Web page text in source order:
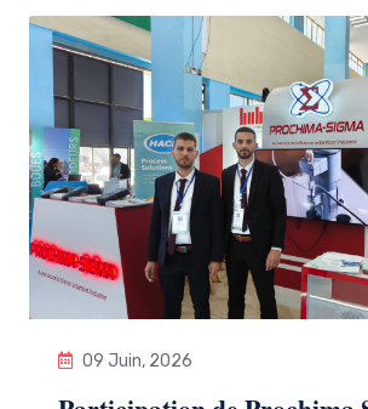
09 Juin, 2026